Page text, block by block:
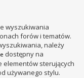
wyszukiwania
forów i tematów.
należy
dostępny na
elementów sterujących
używanego stylu.